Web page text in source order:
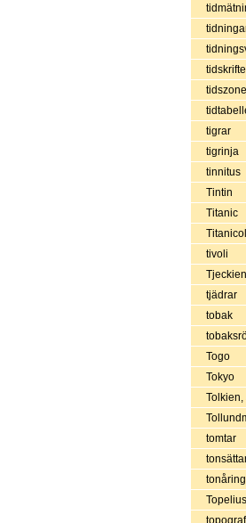
tigrar
tigrinja
tinnitus
Tintin
Titanic
tivoli
tjädrar
tobak
Togo
Tokyo
Tolkien,
tomtar